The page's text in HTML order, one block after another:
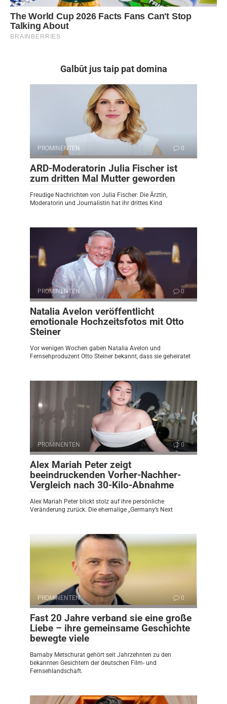
Galbūt jus taip pat domina
PROMINENTEN 0
ARD-Moderatorin Julia Fischer ist
zum dritten Mal Mutter geworden
Freudige Nachrichten von Julia Fischer: Die Ärztin,
Moderatorin und Journalistin hat ihr drittes Kind
PROMINENTEN 0
Natalia Avelon veröffentlicht
emotionale Hochzeitsfotos mit Otto
Steiner
Vor wenigen Wochen gaben Natalia Avelon und
Fernsehproduzent Otto Steiner bekannt, dass sie geheiratet
PROMINENTEN 0
Alex Mariah Peter zeigt
beeindruckenden Vorher-Nachher-
Vergleich nach 30-Kilo-Abnahme
Alex Mariah Peter blickt stolz auf ihre persönliche
Veränderung zurück. Die ehemalige „Germany’s Next
PROMINENTEN 0
Fast 20 Jahre verband sie eine große
Liebe – ihre gemeinsame Geschichte
bewegte viele
Barnaby Metschurat gehört seit Jahrzehnten zu den
bekannten Gesichtern der deutschen Film- und
Fernsehlandschaft.